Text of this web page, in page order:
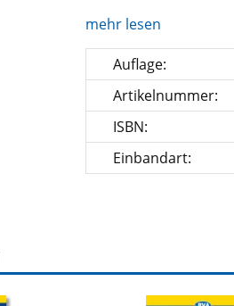
mehr lesen
Auflage:
Artikelnummer:
ISBN:
Einbandart: